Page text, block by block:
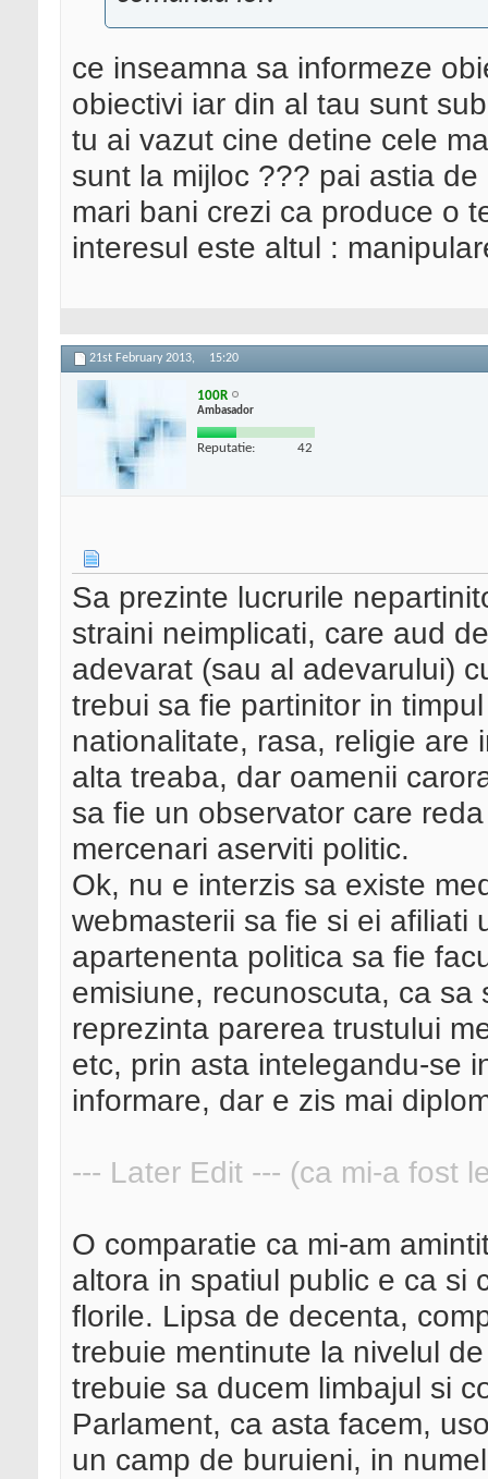
ce inseamna sa informeze
obiectivi iar din al tau sunt
tu ai vazut cine detine cele
sunt la mijloc ??? pai astia
mari bani crezi ca produce o
interesul este altul :
21st February 2013, 15:20
100R
Ambasador
Reputatie: 42
Sa prezinte lucrurile
straini neimplicati, care aud
adevarat (sau al adevarului)
trebui sa fie partinitor in
nationalitate, rasa, religie are
alta treaba, dar oamenii
sa fie un observator care
mercenari aserviti politic.
Ok, nu e interzis sa existe
webmasterii sa fie si ei afiliati
apartenenta politica sa fie
emisiune, recunoscuta, ca
reprezinta parerea trustului
etc, prin asta intelegandu-se
informare, dar e zis mai
--- Later Edit --- (ca mi-a fost
O comparatie ca mi-am
altora in spatiul public e ca si
florile. Lipsa de decenta,
trebuie mentinute la nivelul
trebuie sa ducem limbajul si
Parlament, ca asta facem,
un camp de buruieni, in